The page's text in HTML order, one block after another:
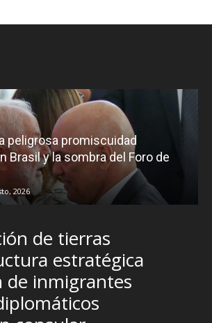
peligrosa promiscuidad
Brasil y la sombra del Foro de
2026
de tierras
estratégica
de inmigrantes